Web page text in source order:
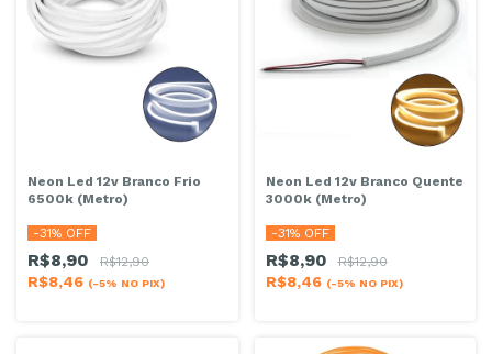
Neon Led 12v Branco Frio
6500k (Metro)
-31% OFF
R$8,90 R$12,90
R$8,46 (-5% NO PIX)
Neon Led 12v Branco Quente
3000k (Metro)
-31% OFF
R$8,90 R$12,90
R$8,46 (-5% NO PIX)